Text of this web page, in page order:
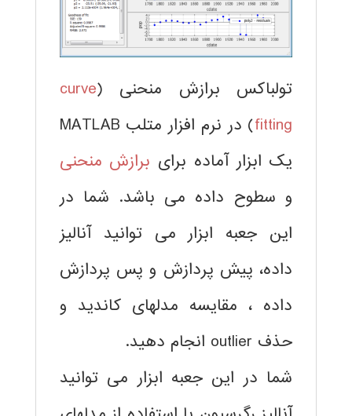
تولباکس برازش منحنی (curve
fitting
) در نرم افزار متلب MATLAB
یک ابزار آماده برای برازش منحنی
و سطوح داده می باشد. شما در
این جعبه ابزار می توانید آنالیز
داده، پیش پردازش و پس پردازش
داده ، مقایسه مدلهای کاندید و
حذف outlier انجام دهید.
شما در این جعبه ابزار می توانید